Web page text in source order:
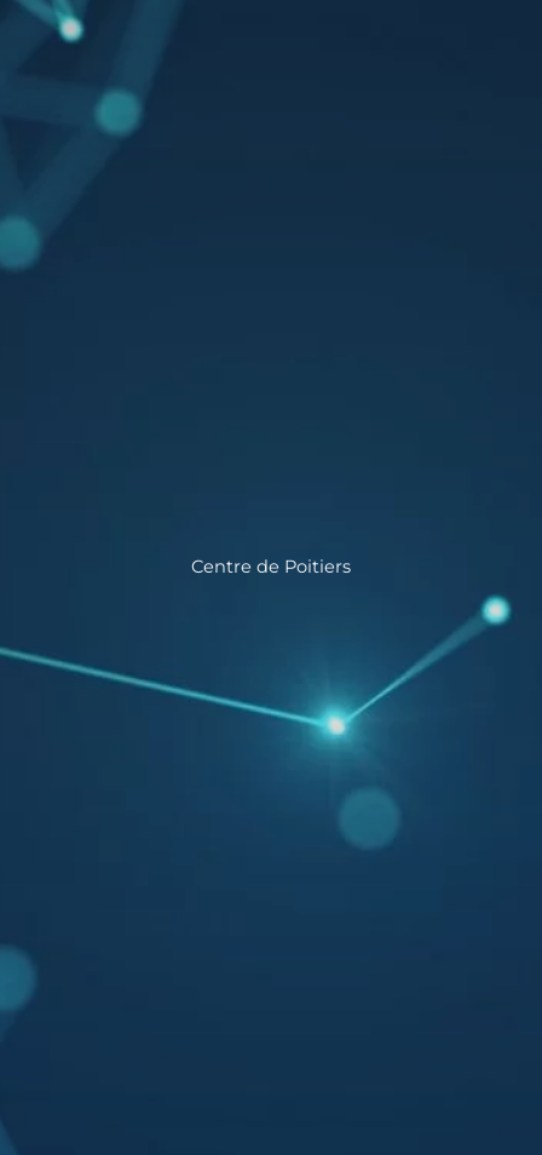
Centre de Poitiers